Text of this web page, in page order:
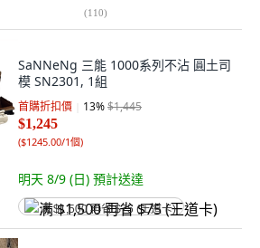
(110)
SaNNeNg 三能 1000系列不沾 圓土司
模 SN2301, 1組
首購折扣價 13%$1,445
$1,245
($1245.00/1個)
明天 8/9 (日) 預計送達
满 $1,500 再省 $75 (王道卡)